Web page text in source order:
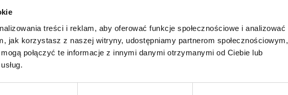
treści i reklam, aby oferować funkcje społecznościowe i analizować
jak korzystasz z naszej witryny, udostępniamy partnerom społecznościowym,
połączyć te informacje z innymi danymi otrzymanymi od Ciebie lub